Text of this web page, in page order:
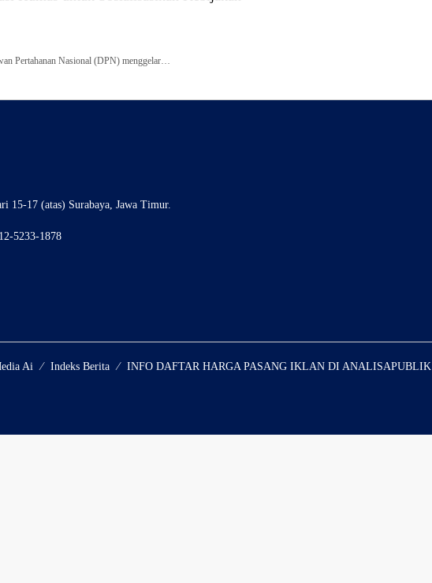
Pertahanan Nasional (DPN) menggelar…
15-17 (atas) Surabaya, Jawa Timur.
5233-1878
Ai Indeks Berita INFO DAFTAR HARGA PASANG IKLAN DI ANALISAPUBLIK